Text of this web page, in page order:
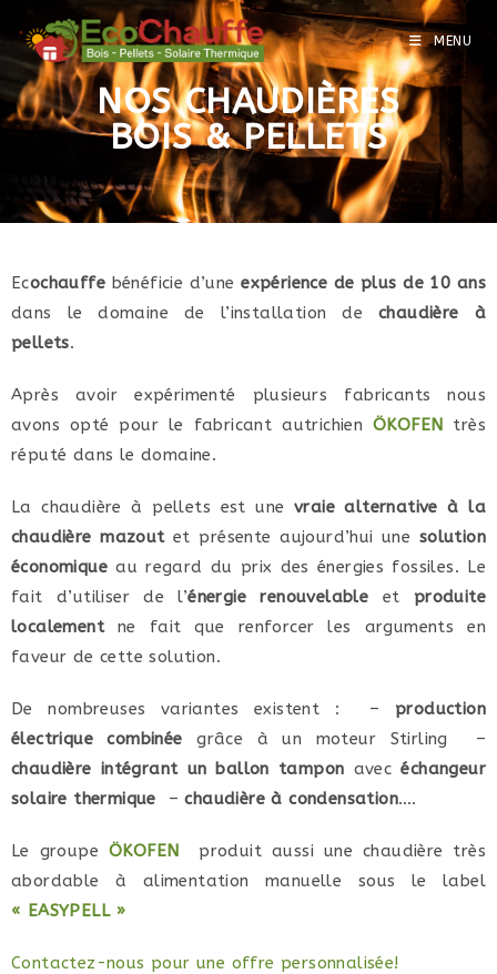
MENU
NOS CHAUDIÈRES
BOIS & PELLETS
Ecochauffe bénéficie d’uneexpérience de plus de 10 ans
dans le domaine de l’installation dechaudière à
pellets.
Après avoir expérimenté plusieurs fabricants nous
avons opté pour le fabricant autrichienÖKOFEN très
réputé dans le domaine.
La chaudière à pellets est une vraie alternative à la
chaudière mazoutet présente aujourd’hui une solution
économique au regard du prix des énergies fossiles. Le
fait d’utiliser de l’énergie renouvelable et produite
localementne fait que renforcer les arguments en
faveur de cette solution.
De nombreuses variantes existent : – production
électrique combinée grâce à un moteur Stirling –
chaudière intégrant un ballon tampon avecéchangeur
solaire thermique –chaudière à condensation….
Le groupe ÖKOFEN
produit aussi une chaudière très
abordable à alimentation manuelle sous le label
« EASYPELL »
Contactez-nous pour une offre personnalisée!